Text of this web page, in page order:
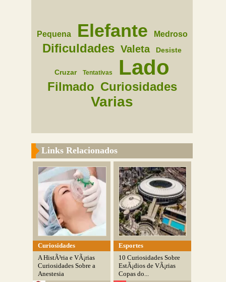
Pequena Elefante Medroso
Dificuldades Valeta Desiste
Cruzar Tentativas Lado
Filmado Curiosidades
Varias
Links Relacionados
Curiosidades
A HistÃ³ria e VÃ¡rias
Curiosidades Sobre a
Anestesia
Esportes
10 Curiosidades Sobre
EstÃ¡dios de VÃ¡rias
Copas do...